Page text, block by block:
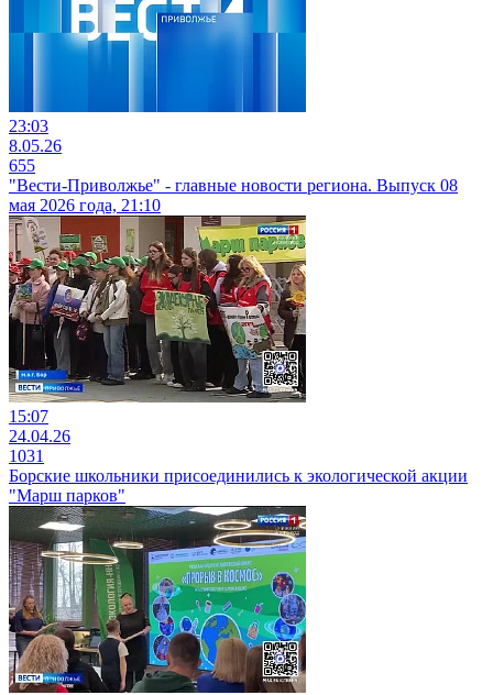
23:03
8.05.26
655
"Вести-Приволжье" - главные новости региона. Выпуск 08
мая 2026 года, 21:10
15:07
24.04.26
1031
Борские школьники присоединились к экологической акции
"Марш парков"